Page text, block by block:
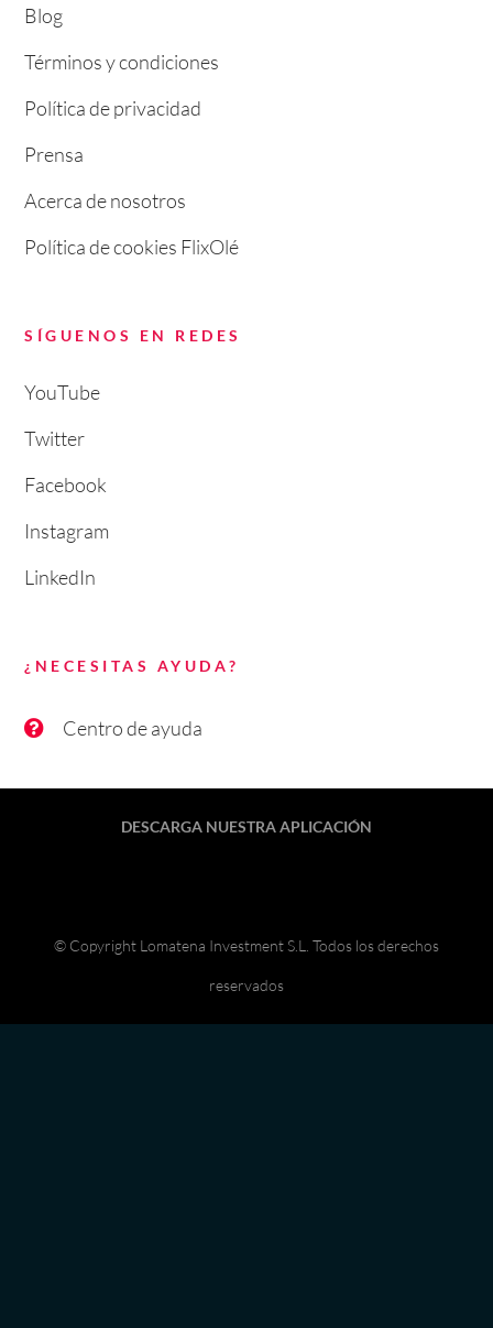
Blog
Términos y condiciones
Política de privacidad
Prensa
Acerca de nosotros
Política de cookies FlixOlé
SÍGUENOS EN REDES
YouTube
Twitter
Facebook
Instagram
LinkedIn
¿NECESITAS AYUDA?
Centro de ayuda
DESCARGA NUESTRA APLICACIÓN
© Copyright Lomatena Investment S.L. Todos los derechos
reservados